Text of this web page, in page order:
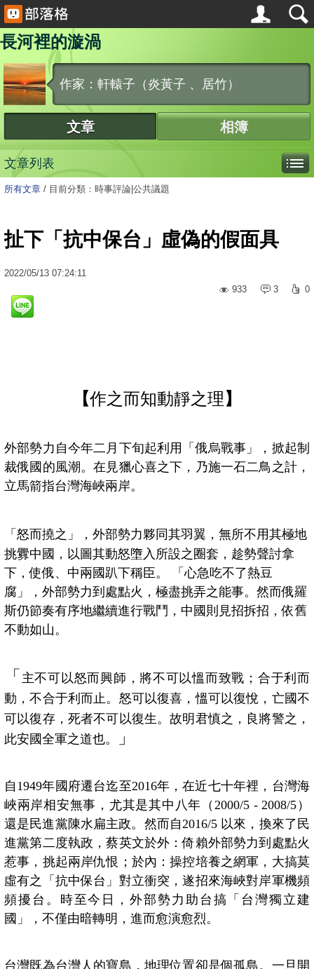
長河裡的漩渦
作家：軒轅子（炎黃子 、居竹）
文章 相簿
文章列表
所有文章 / 目前分類：時事評論|公共議題
扯下「抗中保台」虛偽的假面具
2022/05/13 07:24:11
933
3 0
【作之而知動靜之理 】
外部勢力自今年二月下旬起利用「俄烏戰事」，掀起制
裁俄國的風潮。在見獵心喜之下，乃施一石二鳥之計，
立馬箭指台灣海峽兩岸。
「怒而撓之」， 外部勢力夥同其羽翼，無所不用其極地
挑釁中國，以圖其動怒墮入所設之圈套，趁勢聲討拿
下，使俄、中兩國趴下稱臣。 「心急吃不了熱豆
腐」，外部勢力到處點火，極盡挑弄之能事。然而俄羅
斯仍節奏有序地繼續進行戰鬥，中國則見招拆招，依舊
不動如山。
「 主不可以怒而興師，將不可以慍而致戰；合于利而
動，不合于利而止。怒可以復喜，慍可以復悅，亡國不
可以復存，死者不可以復生。故明君慎之，良將警之，
此安國全軍之道也。
」
自1949年國府遷台迄至2016年，在近七十年裡，台灣海
峽兩岸相安無事，尤其是其中八年（2000/5 - 2008/5）
還是民進黨陳水扁主政。然而自2016/5 以來，換來了民
進黨第二度執政，蔡英文於外：倚賴外部勢力到處點火
惹事，挑起兩岸仇恨；於內：操控培養之網軍，大搞莫
虛有之「抗中保台」對立衝突，遂招來海峽對岸軍機頻
頻擾台。時至今日，外部勢力助台搞「台灣獨立建
國」，不僅由暗轉明，進而愈演愈烈。
台灣既為台灣人的寶島，地理位置卻是個孤島。一旦開